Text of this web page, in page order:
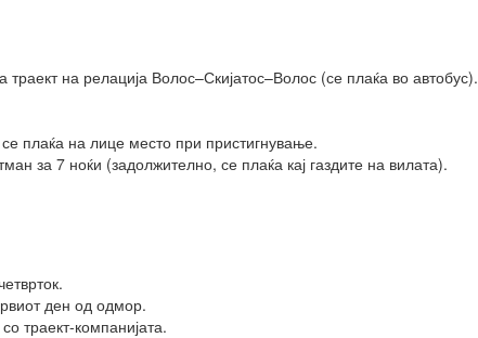
на релација Волос–Скијатос–Волос (се плаќа во автобус).
плаќа на лице место при пристигнување.
за 7 ноќи (задолжително, се плаќа кај газдите на вилата).
ден од одмор.
траект-компанијата.